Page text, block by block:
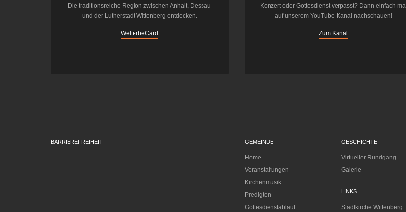
Die traditionsreiche Region zwischen Anhalt, Dessau
und der Lutherstadt Wittenberg entdecken.
WelterbeCard
Konzert oder Gottesdienst verpasst? Dann einfach mal
auf unserem YouTube-Kanal nachschauen!
Zum Kanal
BARRIEREFREIHEIT GEMEINDE
Home
Veranstaltungen
Kirchenmusik
Predigten
Gottesdienstablauf
GESCHICHTE
Virtueller Rundgang
Galerie
LINKS
Stadtkirche Wittenberg